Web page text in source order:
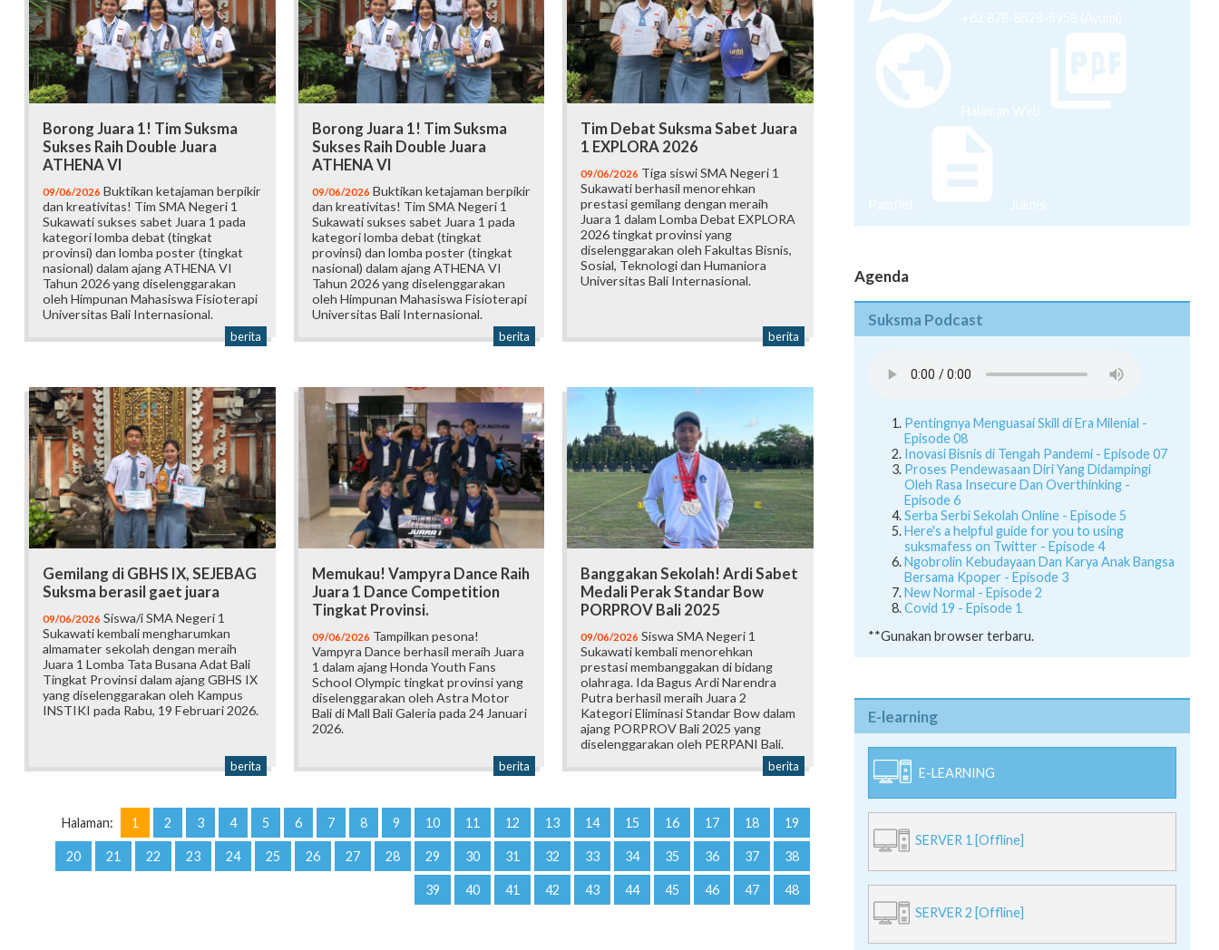
Borong Juara 1! Tim Suksma
Sukses Raih Double Juara
ATHENA VI
09/06/2026 Buktikan ketajaman berpikir
dan kreativitas! Tim SMA Negeri 1
Sukawati sukses sabet Juara 1 pada
kategori lomba debat (tingkat
provinsi) dan lomba poster (tingkat
nasional) dalam ajang ATHENA VI
Tahun 2026 yang diselenggarakan
oleh Himpunan Mahasiswa Fisioterapi
Universitas Bali Internasional.
berita
Borong Juara 1! Tim Suksma
Sukses Raih Double Juara
ATHENA VI
09/06/2026 Buktikan ketajaman berpikir
dan kreativitas! Tim SMA Negeri 1
Sukawati sukses sabet Juara 1 pada
kategori lomba debat (tingkat
provinsi) dan lomba poster (tingkat
nasional) dalam ajang ATHENA VI
Tahun 2026 yang diselenggarakan
oleh Himpunan Mahasiswa Fisioterapi
Universitas Bali Internasional.
berita
Tim Debat Suksma Sabet Juara
1 EXPLORA 2026
09/06/2026 Tiga siswi SMA Negeri 1
Sukawati berhasil menorehkan
prestasi gemilang dengan meraih
Juara 1 dalam Lomba Debat EXPLORA
2026 tingkat provinsi yang
diselenggarakan oleh Fakultas Bisnis,
Sosial, Teknologi dan Humaniora
Universitas Bali Internasional.
berita
Gemilang di GBHS IX, SEJEBAG
Suksma berasil gaet juara
09/06/2026 Siswa/i SMA Negeri 1
Sukawati kembali mengharumkan
almamater sekolah dengan meraih
Juara 1 Lomba Tata Busana Adat Bali
Tingkat Provinsi dalam ajang GBHS IX
yang diselenggarakan oleh Kampus
INSTIKI pada Rabu, 19 Februari 2026.
berita
Memukau! Vampyra Dance Raih
Juara 1 Dance Competition
Tingkat Provinsi.
09/06/2026 Tampilkan pesona!
Vampyra Dance berhasil meraih Juara
1 dalam ajang Honda Youth Fans
School Olympic tingkat provinsi yang
diselenggarakan oleh Astra Motor
Bali di Mall Bali Galeria pada 24 Januari
2026.
berita
Banggakan Sekolah! Ardi Sabet
Medali Perak Standar Bow
PORPROV Bali 2025
09/06/2026 Siswa SMA Negeri 1
Sukawati kembali menorehkan
prestasi membanggakan di bidang
olahraga. Ida Bagus Ardi Narendra
Putra berhasil meraih Juara 2
Kategori Eliminasi Standar Bow dalam
ajang PORPROV Bali 2025 yang
diselenggarakan oleh PERPANI Bali.
berita
Halaman: 1 2 3 4 5 6 7 8 9 10 11 12 13 14 15 16 17 18 19
20 21 22 23 24 25 26 27 28 29 30 31 32 33 34 35 36 37 38
39 40 41 42 43 44 45 46 47 48
+62 878-8528-5958 (Ayumi)
Halaman Web
Pamflet Juknis
Agenda
Suksma Podcast
Pentingnya Menguasai Skill di Era Milenial -
Episode 08
Inovasi Bisnis di Tengah Pandemi - Episode 07
Proses Pendewasaan Diri Yang Didampingi
Oleh Rasa Insecure Dan Overthinking -
Episode 6
Serba Serbi Sekolah Online - Episode 5
Here's a helpful guide for you to using
suksmafess on Twitter - Episode 4
Ngobrolin Kebudayaan Dan Karya Anak Bangsa
Bersama Kpoper - Episode 3
New Normal - Episode 2
Covid 19 - Episode 1
**Gunakan browser terbaru.
E-learning
E-LEARNING
SERVER 1 [Offline]
SERVER 2 [Offline]